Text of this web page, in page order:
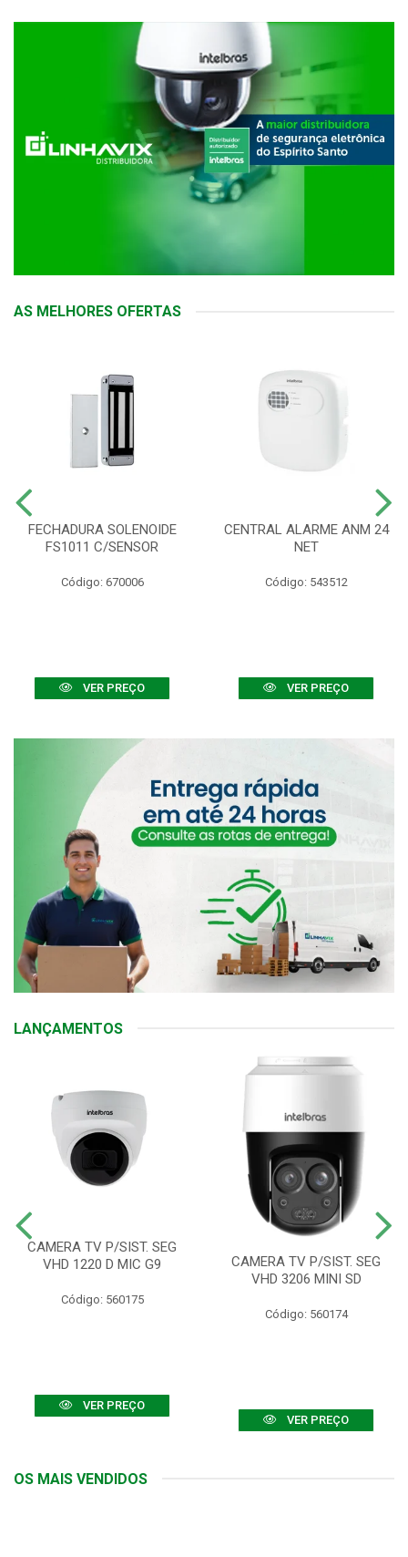
AS MELHORES OFERTAS
FECHADURA SOLENOIDE
FS1011 C/SENSOR
Código: 670006
VER PREÇO
CENTRAL ALARME ANM 24
NET
Código: 543512
VER PREÇO
LANÇAMENTOS
CAMERA TV P/SIST. SEG
VHD 1220 D MIC G9
Código: 560175
VER PREÇO
CAMERA TV P/SIST. SEG
VHD 3206 MINI SD
Código: 560174
VER PREÇO
OS MAIS VENDIDOS